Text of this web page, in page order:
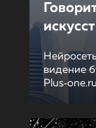
видение
Plus‑one.ru